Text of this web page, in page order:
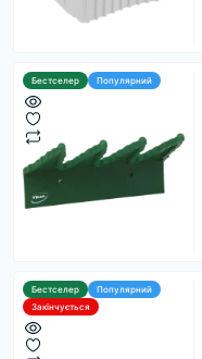
Бестселер Популярний
Бестселер
Популярний
Закінчується